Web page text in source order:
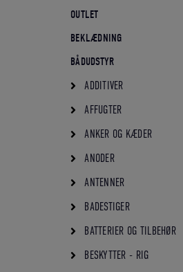
OUTLET
BEKLÆDNING
BÅDUDSTYR
ADDITIVER
AFFUGTER
ANKER OG KÆDER
ANODER
ANTENNER
BADESTIGER
BATTERIER OG TILBEHØR
BESKYTTER - RIG